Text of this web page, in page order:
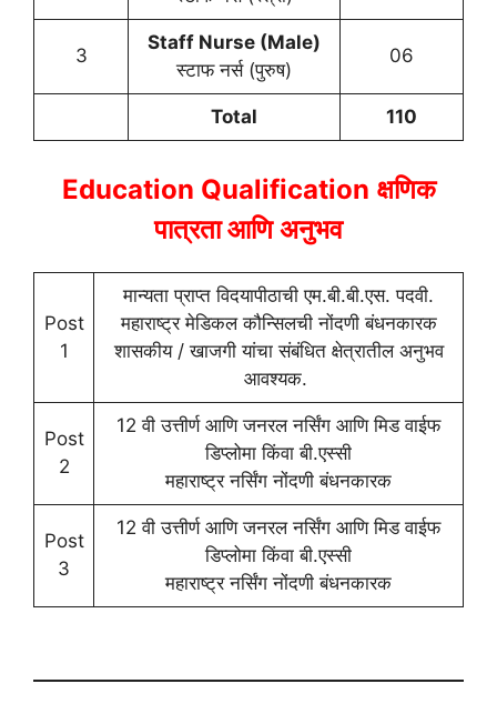
3
Staff Nurse (Male)
स्टाफ नर्स (पुरुष)
06
Total 110
Education Qualification क्षणिक
पात्रता आणि अनुभव
Post
1
मान्यता प्राप्त विदयापीठाची एम.बी.बी.एस. पदवी.
महाराष्ट्र मेडिकल कौन्सिलची नोंदणी बंधनकारक
शासकीय / खाजगी यांचा संबंधित क्षेत्रातील अनुभव
आवश्यक.
Post
2
12 वी उत्तीर्ण आणि जनरल नर्सिंग आणि मिड वाईफ
डिप्लोमा किंवा बी.एस्सी
महाराष्ट्र नर्सिंग नोंदणी बंधनकारक
Post
3
12 वी उत्तीर्ण आणि जनरल नर्सिंग आणि मिड वाईफ
डिप्लोमा किंवा बी.एस्सी
महाराष्ट्र नर्सिंग नोंदणी बंधनकारक